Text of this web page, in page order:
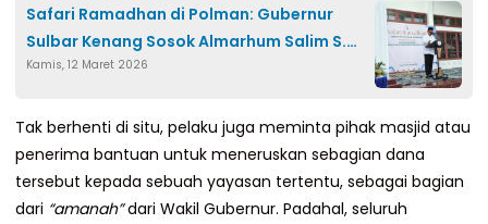
Safari Ramadhan di Polman: Gubernur
Sulbar Kenang Sosok Almarhum Salim S.
Mengga dan Dorong Transformasi Ekonomi
Kamis, 12 Maret 2026
Tak berhenti di situ, pelaku juga meminta pihak masjid atau
penerima bantuan untuk meneruskan sebagian dana
tersebut kepada sebuah yayasan tertentu, sebagai bagian
dari “amanah”dari Wakil Gubernur. Padahal, seluruh